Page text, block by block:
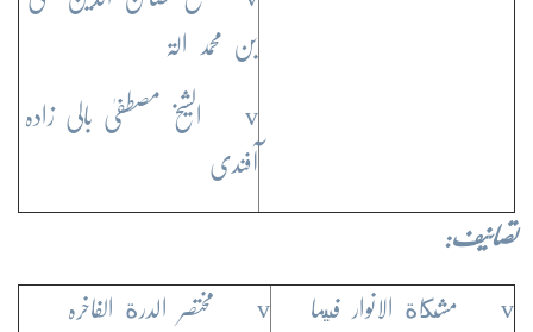
بن محمد الۃ
v الشیخ مصطفیٰ بالی زادہ
آفندی
تصانیف:
v مشكاة الانوار فيما v مختصر الدرة الفاخرہ